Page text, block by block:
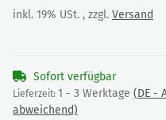
inkl. 19% USt. , zzgl. Versand
Sofort verfügbar
Lieferzeit: 1 - 3 Werktage (DE -
abweichend)